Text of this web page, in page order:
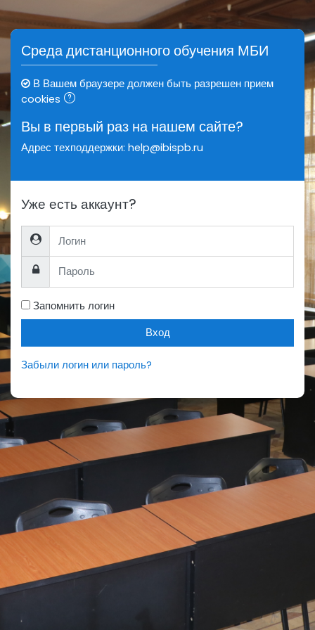
Перейти к основному содержанию
Среда дистанционного обучения МБИ
В Вашем браузере должен быть разрешен прием
cookies
Вы в первый раз на нашем сайте?
Адрес техподдержки: help@ibispb.ru
Уже есть аккаунт?
Логин
Пароль
Запомнить логин
Вход
Забыли логин или пароль?